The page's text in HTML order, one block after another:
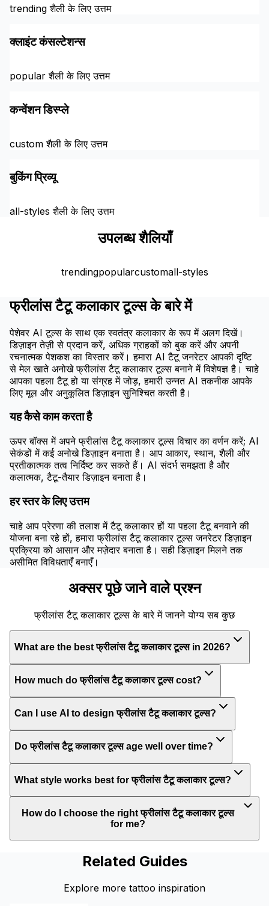
trending शैली के लिए उत्तम
क्लाइंट कंसल्टेशन्स
popular शैली के लिए उत्तम
कन्वेंशन डिस्प्ले
custom शैली के लिए उत्तम
बुकिंग प्रिव्यू
all-styles शैली के लिए उत्तम
उपलब्ध शैलियाँ
trendingpopularcustomall-styles
फ्रीलांस टैटू कलाकार टूल्स के बारे में
पेशेवर AI टूल्स के साथ एक स्वतंत्र कलाकार के रूप में अलग दिखें।
डिज़ाइन तेज़ी से प्रदान करें, अधिक ग्राहकों को बुक करें और अपनी
रचनात्मक पेशकश का विस्तार करें। हमारा AI टैटू जनरेटर आपकी दृष्टि
से मेल खाते अनोखे फ्रीलांस टैटू कलाकार टूल्स बनाने में विशेषज्ञ है। चाहे
आपका पहला टैटू हो या संग्रह में जोड़, हमारी उन्नत AI तकनीक आपके
लिए मूल और अनुकूलित डिज़ाइन सुनिश्चित करती है।
यह कैसे काम करता है
ऊपर बॉक्स में अपने फ्रीलांस टैटू कलाकार टूल्स विचार का वर्णन करें; AI
सेकंडों में कई अनोखे डिज़ाइन बनाता है। आप आकार, स्थान, शैली और
प्रतीकात्मक तत्व निर्दिष्ट कर सकते हैं। AI संदर्भ समझता है और
कलात्मक, टैटू-तैयार डिज़ाइन बनाता है।
हर स्तर के लिए उत्तम
चाहे आप प्रेरणा की तलाश में टैटू कलाकार हों या पहला टैटू बनवाने की
योजना बना रहे हों, हमारा फ्रीलांस टैटू कलाकार टूल्स जनरेटर डिज़ाइन
प्रक्रिया को आसान और मज़ेदार बनाता है। सही डिज़ाइन मिलने तक
असीमित विविधताएँ बनाएँ।
अक्सर पूछे जाने वाले प्रश्न
फ्रीलांस टैटू कलाकार टूल्स के बारे में जानने योग्य सब कुछ
What are the best फ्रीलांस टैटू कलाकार टूल्स in 2026?
How much do फ्रीलांस टैटू कलाकार टूल्स cost?
Can I use AI to design फ्रीलांस टैटू कलाकार टूल्स?
Do फ्रीलांस टैटू कलाकार टूल्स age well over time?
What style works best for फ्रीलांस टैटू कलाकार टूल्स?
How do I choose the right फ्रीलांस टैटू कलाकार टूल्स
for me?
Related Guides
Explore more tattoo inspiration